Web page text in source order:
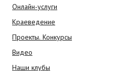
Онлайн-услуги
Краеведение
Проекты. Конкурсы
Видео
Наши клубы